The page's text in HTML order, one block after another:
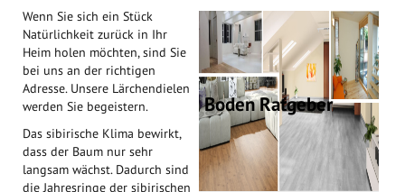
Boden Ratgeber
Wenn Sie sich ein Stück
Natürlichkeit zurück in Ihr
Heim holen möchten, sind Sie
bei uns an der richtigen
Adresse. Unsere Lärchendielen
werden Sie begeistern.
Das sibirische Klima bewirkt,
dass der Baum nur sehr
langsam wächst. Dadurch sind
die Jahresringe der sibirischen